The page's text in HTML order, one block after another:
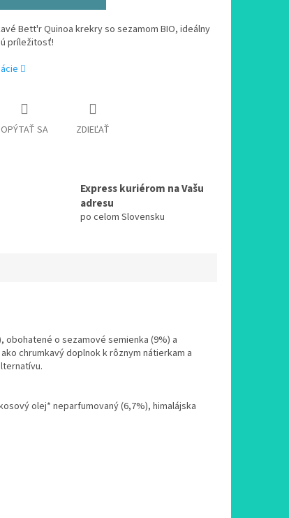
Bett'r Quinoa krekry so sezamom BIO, ideálny
príležitosť!
OPÝTAŤ SA ZDIEĽAŤ
Express kuriérom na Vašu
adresu
po celom Slovensku
o sezamové semienka (9%) a
chrumkavý doplnok k rôznym nátierkam a
olej* neparfumovaný (6,7%), himalájska